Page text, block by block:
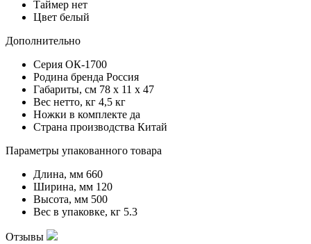
Таймер нет
Цвет белый
Дополнительно
Серия ОК-1700
Родина бренда Россия
Габариты, см 78 x 11 x 47
Вес нетто, кг 4,5 кг
Ножки в комплекте да
Страна производства Китай
Параметры упакованного товара
Длина, мм 660
Ширина, мм 120
Высота, мм 500
Вес в упаковке, кг 5.3
Отзывы